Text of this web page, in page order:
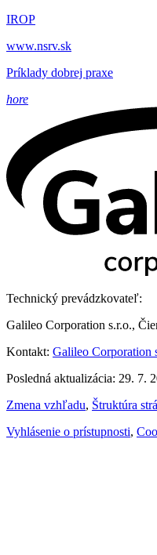
IROP
www.nsrv.sk
Príklady dobrej praxe
hore
Technický prevádzkovateľ:
Galileo Corporation s.r.o.,
Kontakt: Galileo Corporation
Posledná aktualizácia: 29. 7.
Zmena vzhľadu, Štruktúra
Vyhlásenie o prístupnosti,